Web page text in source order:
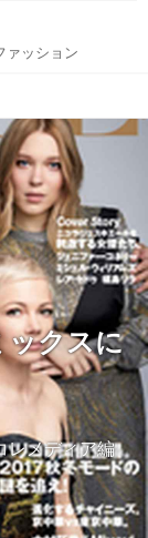
ァッション
ックスに
レメディア編